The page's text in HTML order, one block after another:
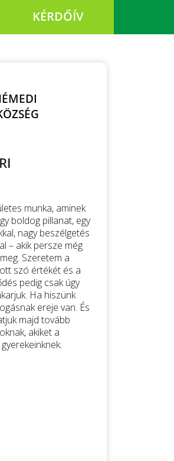
KÉRDŐÍV
munka, aminek
boldog pillanat, egy
nagy beszélgetés
– akik persze még
Szeretem a
szó értékét és a
pedig csak úgy
Ha hiszünk
ereje van. És
majd tovább
akiket a